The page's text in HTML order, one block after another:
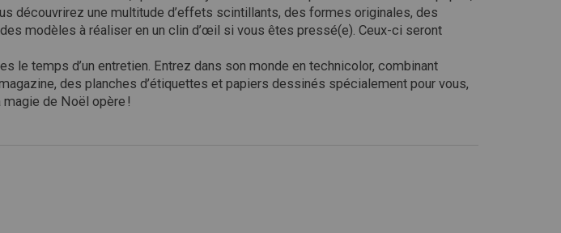
découvrirez une multitude d’effets scintillants, des formes originales, des
modèles à réaliser en un clin d’œil si vous êtes pressé(e). Ceux-ci seront
le temps d’un entretien. Entrez dans son monde en technicolor, combinant
des planches d’étiquettes et papiers dessinés spécialement pour vous,
de Noël opère !